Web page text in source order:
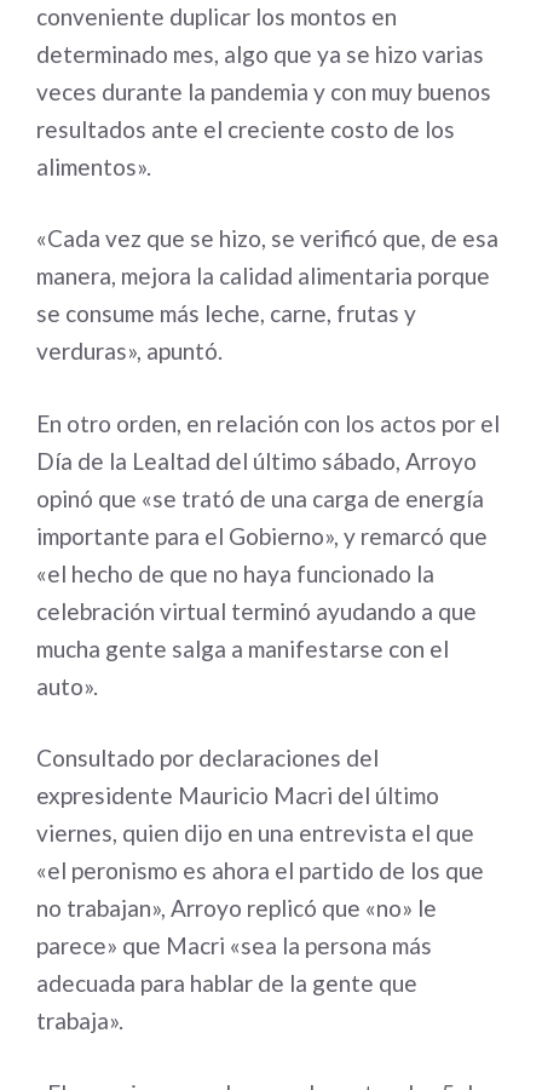
conveniente duplicar los montos en
determinado mes, algo que ya se hizo varias
veces durante la pandemia y con muy buenos
resultados ante el creciente costo de los
alimentos».
«Cada vez que se hizo, se verificó que, de esa
manera, mejora la calidad alimentaria porque
se consume más leche, carne, frutas y
verduras», apuntó.
En otro orden, en relación con los actos por el
Día de la Lealtad del último sábado, Arroyo
opinó que «se trató de una carga de energía
importante para el Gobierno», y remarcó que
«el hecho de que no haya funcionado la
celebración virtual terminó ayudando a que
mucha gente salga a manifestarse con el
auto».
Consultado por declaraciones del
expresidente Mauricio Macri del último
viernes, quien dijo en una entrevista el que
«el peronismo es ahora el partido de los que
no trabajan», Arroyo replicó que «no» le
parece» que Macri «sea la persona más
adecuada para hablar de la gente que
trabaja».